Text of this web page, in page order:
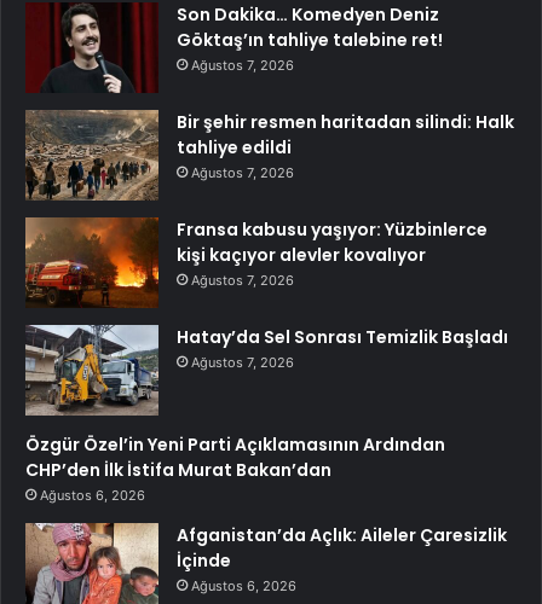
Son Dakika… Komedyen Deniz
Göktaş’ın tahliye talebine ret!
Ağustos 7, 2026
Bir şehir resmen haritadan silindi: Halk
tahliye edildi
Ağustos 7, 2026
Fransa kabusu yaşıyor: Yüzbinlerce
kişi kaçıyor alevler kovalıyor
Ağustos 7, 2026
Hatay’da Sel Sonrası Temizlik Başladı
Ağustos 7, 2026
Özgür Özel’in Yeni Parti Açıklamasının Ardından
CHP’den İlk İstifa Murat Bakan’dan
Ağustos 6, 2026
Afganistan’da Açlık: Aileler Çaresizlik
İçinde
Ağustos 6, 2026